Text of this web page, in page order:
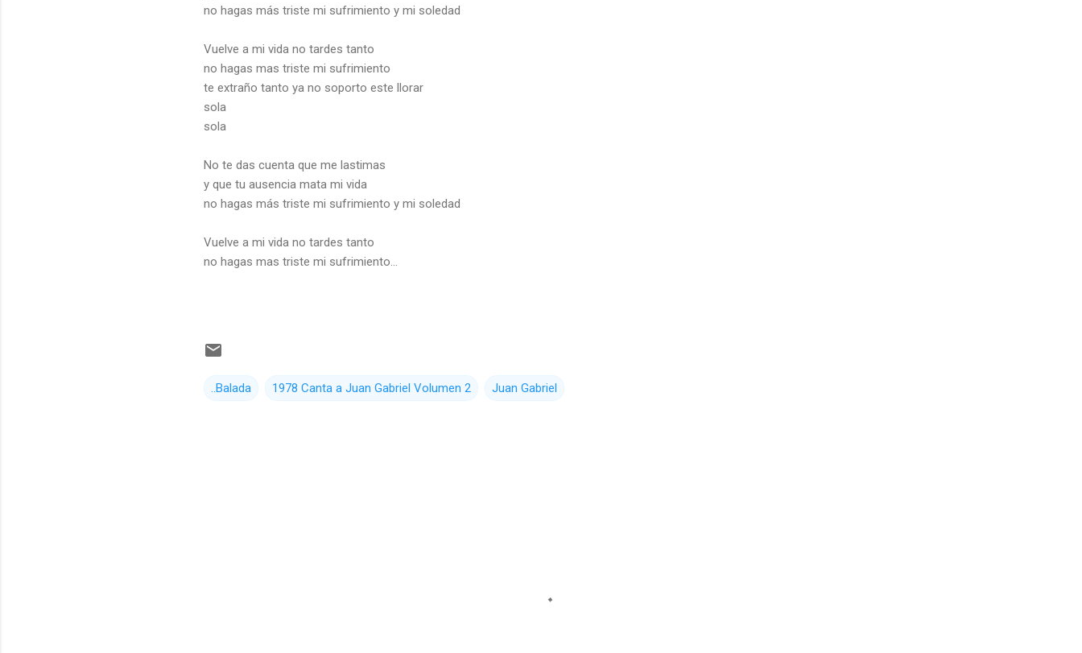
no hagas más triste mi sufrimiento y mi soledad
Vuelve a mi vida no tardes tanto
no hagas mas triste mi sufrimiento
te extraño tanto ya no soporto este llorar
sola
sola
No te das cuenta que me lastimas
y que tu ausencia mata mi vida
no hagas más triste mi sufrimiento y mi soledad
Vuelve a mi vida no tardes tanto
no hagas mas triste mi sufrimiento...
..Balada 1978 Canta a Juan Gabriel Volumen 2 Juan Gabriel